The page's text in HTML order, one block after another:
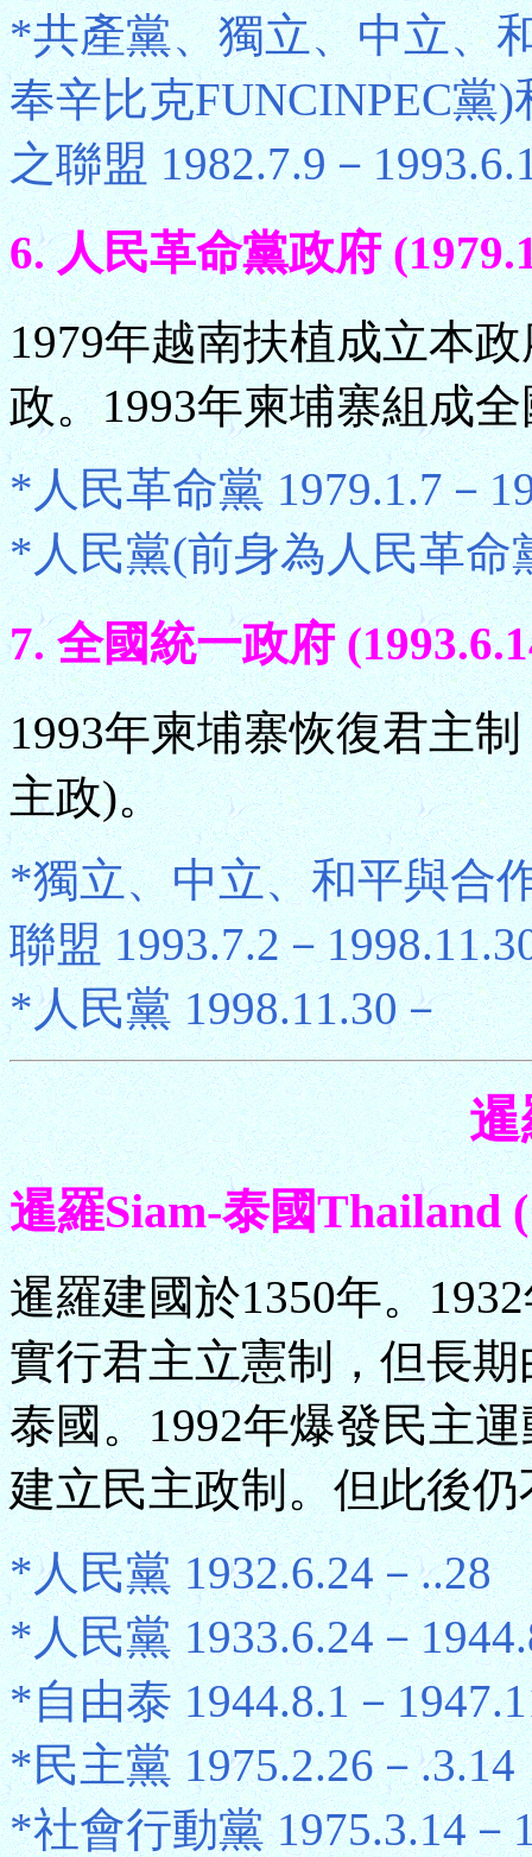
*共產黨、獨立、中立、
奉辛比克FUNCINPEC黨
之聯盟 1982.7.9－
6. 人民革命黨政府
1979年越南扶植成立本
政。1993年柬埔寨組成
*人民革命黨 1979.1.7－
*人民黨(前身為人民革命
7. 全國統一政府
1993年柬埔寨恢復君主
主政)。
*獨立、中立、和平與合
聯盟 1993.7.2－
*人民黨 1998.11.30－
暹
暹羅Siam-泰國Thailand
暹羅建國於1350年。
實行君主立憲制，但長
泰國。1992年爆發民主
建立民主政制。但此後
*人民黨 1932.6.24－..28
*人民黨 1933.6.24－
*自由泰 1944.8.1－
*民主黨 1975.2.26－.3.14
*社會行動黨 1975.3.14－